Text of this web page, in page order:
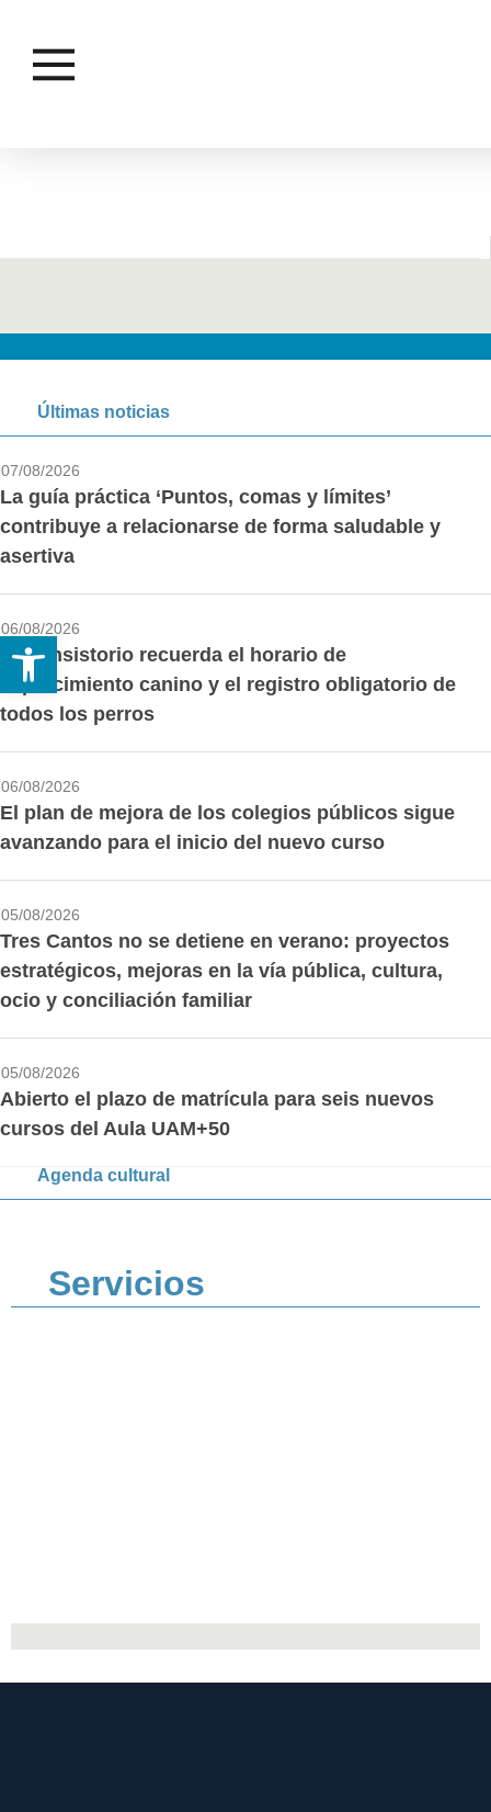
Abrir barra de herramientas
Últimas noticias
07/08/2026
La guía práctica ‘Puntos, comas y límites’
contribuye a relacionarse de forma saludable y
asertiva
06/08/2026
El Consistorio recuerda el horario de
esparcimiento canino y el registro obligatorio de
todos los perros
06/08/2026
El plan de mejora de los colegios públicos sigue
avanzando para el inicio del nuevo curso
05/08/2026
Tres Cantos no se detiene en verano: proyectos
estratégicos, mejoras en la vía pública, cultura,
ocio y conciliación familiar
05/08/2026
Abierto el plazo de matrícula para seis nuevos
cursos del Aula UAM+50
Agenda cultural
Servicios